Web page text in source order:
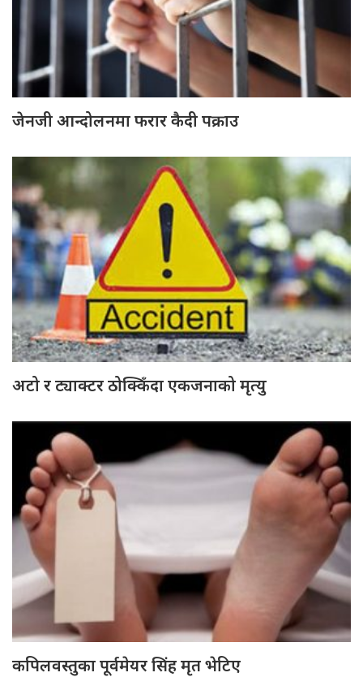
जेनजी आन्दोलनमा फरार कैदी पक्राउ
अटो र ट्याक्टर ठोक्किँदा एकजनाको मृत्यु
कपिलवस्तुका पूर्वमेयर सिंह मृत भेटिए